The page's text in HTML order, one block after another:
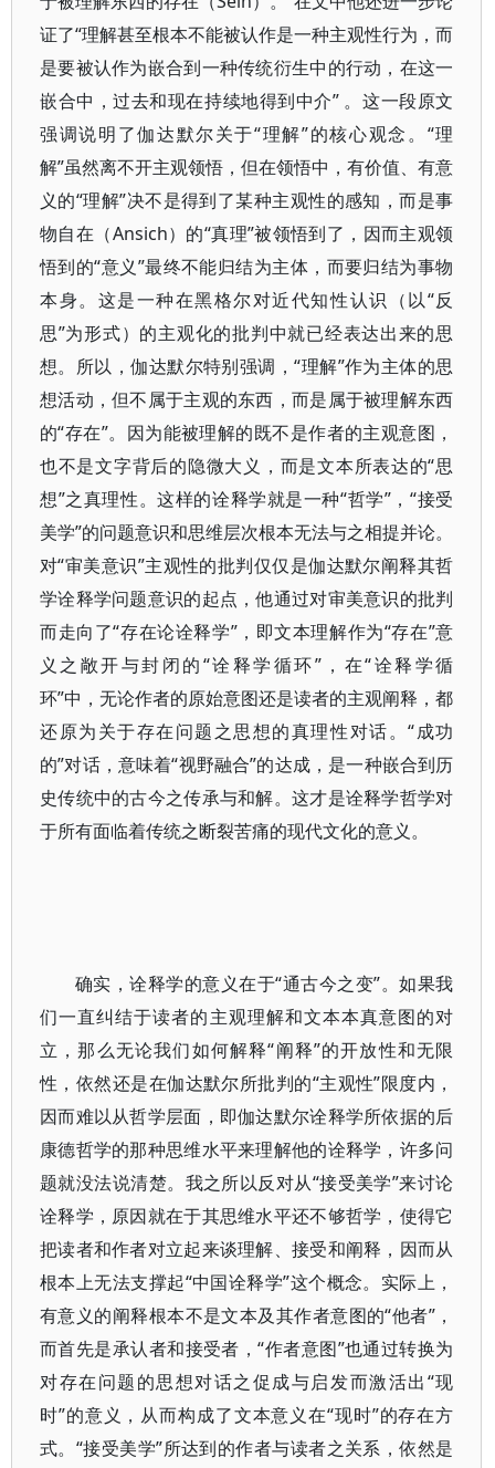
证了“理解甚至根本不能被认作是一种主观性行为，而
是要被认作为嵌合到一种传统衍生中的行动，在这一
嵌合中，过去和现在持续地得到中介” 。这一段原文
强调说明了伽达默尔关于“理解”的核心观念。“理
解”虽然离不开主观领悟，但在领悟中，有价值、有意
义的“理解”决不是得到了某种主观性的感知，而是事
物自在（Ansich）的“真理”被领悟到了，因而主观领
悟到的“意义”最终不能归结为主体，而要归结为事物
本身。这是一种在黑格尔对近代知性认识（以“反
思”为形式）的主观化的批判中就已经表达出来的思
想。所以，伽达默尔特别强调，“理解”作为主体的思
想活动，但不属于主观的东西，而是属于被理解东西
的“存在”。因为能被理解的既不是作者的主观意图，
也不是文字背后的隐微大义，而是文本所表达的“思
想”之真理性。这样的诠释学就是一种“哲学”，“接受
美学”的问题意识和思维层次根本无法与之相提并论。
对“审美意识”主观性的批判仅仅是伽达默尔阐释其哲
学诠释学问题意识的起点，他通过对审美意识的批判
而走向了“存在论诠释学”，即文本理解作为“存在”意
义之敞开与封闭的“诠释学循环”，在“诠释学循
环”中，无论作者的原始意图还是读者的主观阐释，都
还原为关于存在问题之思想的真理性对话。“成功
的”对话，意味着“视野融合”的达成，是一种嵌合到历
史传统中的古今之传承与和解。这才是诠释学哲学对
于所有面临着传统之断裂苦痛的现代文化的意义。
确实，诠释学的意义在于“通古今之变”。如果我
们一直纠结于读者的主观理解和文本本真意图的对
立，那么无论我们如何解释“阐释”的开放性和无限
性，依然还是在伽达默尔所批判的“主观性”限度内，
因而难以从哲学层面，即伽达默尔诠释学所依据的后
康德哲学的那种思维水平来理解他的诠释学，许多问
题就没法说清楚。我之所以反对从“接受美学”来讨论
诠释学，原因就在于其思维水平还不够哲学，使得它
把读者和作者对立起来谈理解、接受和阐释，因而从
根本上无法支撑起“中国诠释学”这个概念。实际上，
有意义的阐释根本不是文本及其作者意图的“他者”，
而首先是承认者和接受者，“作者意图”也通过转换为
对存在问题的思想对话之促成与启发而激活出“现
时”的意义，从而构成了文本意义在“现时”的存在方
式。“接受美学”所达到的作者与读者之关系，依然是